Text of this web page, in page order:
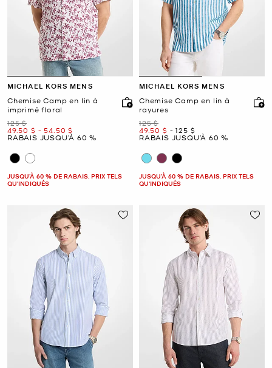
MICHAEL KORS MENS
Chemise Camp en lin à
imprimé floral
était
125 $
maintenant
49.50 $ -
to maintenant
54.50 $
RABAIS JUSQU’À 60 %
JUSQU’À 60 % DE RABAIS. PRIX TELS
QU'INDIQUÉS
MICHAEL KORS MENS
Chemise Camp en lin à
rayures
était
125 $
maintenant
49.50 $ -
to maintenant
125 $
RABAIS JUSQU’À 60 %
JUSQU’À 60 % DE RABAIS. PRIX TELS
QU'INDIQUÉS